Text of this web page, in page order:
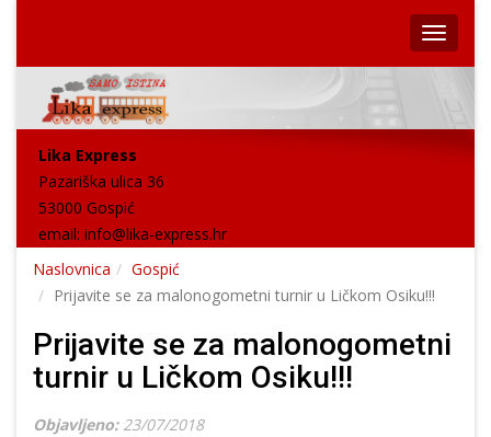
Lika Express
Pazariška ulica 36
53000 Gospić
email: info@lika-express.hr
Naslovnica
Gospić
Prijavite se za malonogometni turnir u Ličkom Osiku!!!
Prijavite se za malonogometni
turnir u Ličkom Osiku!!!
Objavljeno: 23/07/2018